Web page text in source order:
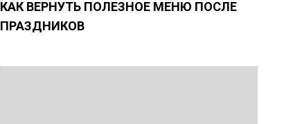
КАК ВЕРНУТЬ ПОЛЕЗНОЕ МЕНЮ ПОСЛЕ
ПРАЗДНИКОВ